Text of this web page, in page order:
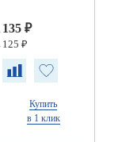
135 ₽
125 ₽
Купить
в 1 клик